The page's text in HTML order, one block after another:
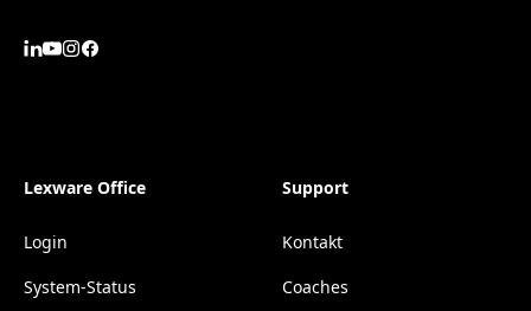
Lexware Office
Login
System-Status
Support
Kontakt
Coaches